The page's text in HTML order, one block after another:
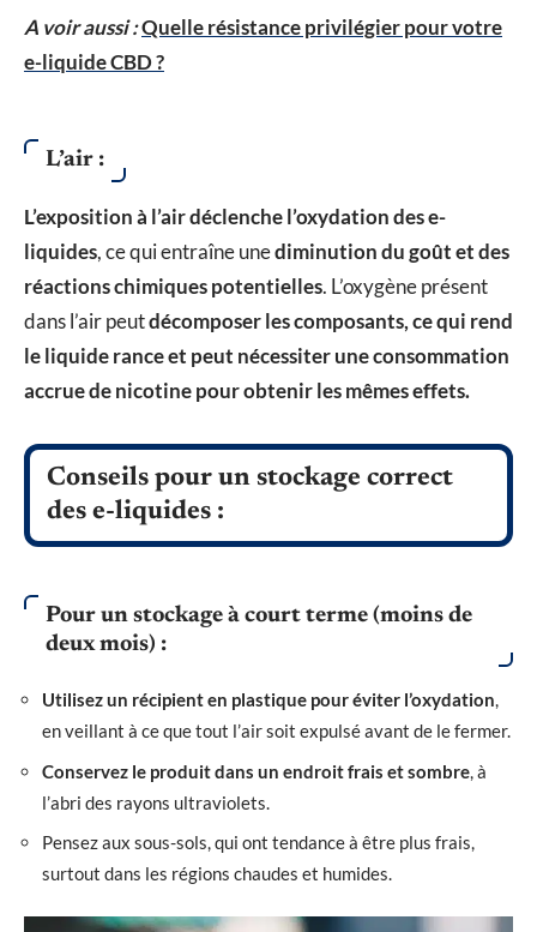
A voir aussi :Quelle résistance privilégier pour votre
e-liquide CBD ?
L’air :
L’exposition à l’air déclenche l’oxydation des e-
liquides, ce qui entraîne unediminution du goût et des
réactions chimiques potentielles. L’oxygène présent
dans l’air peutdécomposer les composants, ce qui rend
le liquide rance et peut nécessiter une consommation
accrue de nicotine pour obtenir les mêmes effets.
Conseils pour un stockage correct
des e-liquides :
Pour un stockage à court terme (moins de
deux mois) :
Utilisez un récipient en plastique pour éviter l’oxydation,
en veillant à ce que tout l’air soit expulsé avant de le fermer.
Conservez le produit dans un endroit frais et sombre, à
l’abri des rayons ultraviolets.
Pensez aux sous-sols, qui ont tendance à être plus frais,
surtout dans les régions chaudes et humides.